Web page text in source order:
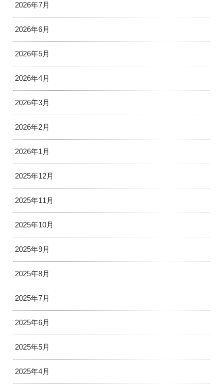
2026年7月
2026年6月
2026年5月
2026年4月
2026年3月
2026年2月
2026年1月
2025年12月
2025年11月
2025年10月
2025年9月
2025年8月
2025年7月
2025年6月
2025年5月
2025年4月